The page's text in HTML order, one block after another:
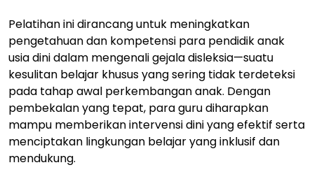
Pelatihan ini dirancang untuk meningkatkan
pengetahuan dan kompetensi para pendidik anak
usia dini dalam mengenali gejala disleksia—suatu
kesulitan belajar khusus yang sering tidak terdeteksi
pada tahap awal perkembangan anak. Dengan
pembekalan yang tepat, para guru diharapkan
mampu memberikan intervensi dini yang efektif serta
menciptakan lingkungan belajar yang inklusif dan
mendukung.